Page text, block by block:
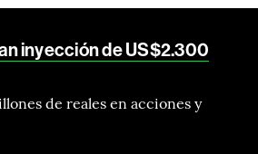
inyección de US$2.300
de reales en acciones y